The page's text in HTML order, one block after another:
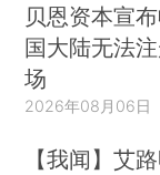
贝恩资本宣
国大陆无法
场
2026年08月06日
【我闻】艾